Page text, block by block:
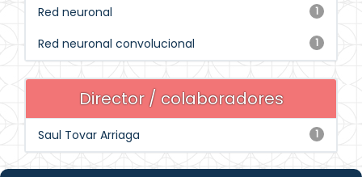
1
Red neuronal
1
Red neuronal convolucional
Director / colaboradores
1
Saul Tovar Arriaga